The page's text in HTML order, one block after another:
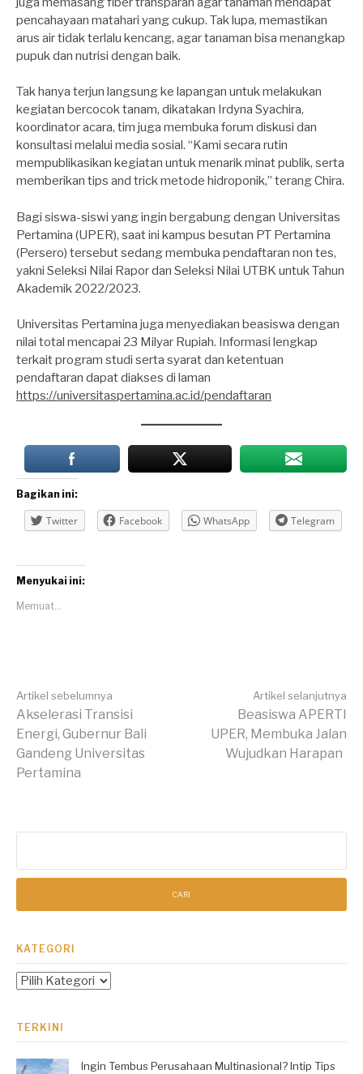
pencahayaan matahari yang cukup. Tak lupa, memastikan
arus air tidak terlalu kencang, agar tanaman bisa menangkap
pupuk dan nutrisi dengan baik.
Tak hanya terjun langsung ke lapangan untuk melakukan
kegiatan bercocok tanam, dikatakan Irdyna Syachira,
koordinator acara, tim juga membuka forum diskusi dan
konsultasi melalui media sosial. “Kami secara rutin
mempublikasikan kegiatan untuk menarik minat publik, serta
memberikan tips and trick metode hidroponik,” terang Chira.
Bagi siswa-siswi yang ingin bergabung dengan Universitas
Pertamina (UPER), saat ini kampus besutan PT Pertamina
(Persero) tersebut sedang membuka pendaftaran non tes,
yakni Seleksi Nilai Rapor dan Seleksi Nilai UTBK untuk Tahun
Akademik 2022/2023.
Universitas Pertamina juga menyediakan beasiswa dengan
nilai total mencapai 23 Milyar Rupiah. Informasi lengkap
terkait program studi serta syarat dan ketentuan
pendaftaran dapat diakses di laman
https://universitaspertamina.ac.id/pendaftaran
Bagikan ini:
Twitter Facebook WhatsApp Telegram
Menyukai ini:
Memuat...
Lanjut
Membaca
Artikel sebelumnya
Akselerasi Transisi
Energi, Gubernur Bali
Gandeng Universitas
Pertamina
Artikel selanjutnya
Beasiswa APERTI
UPER, Membuka Jalan
Wujudkan Harapan
KATEGORI
Kategori
TERKINI
Ingin Tembus Perusahaan Multinasional? Intip Tips